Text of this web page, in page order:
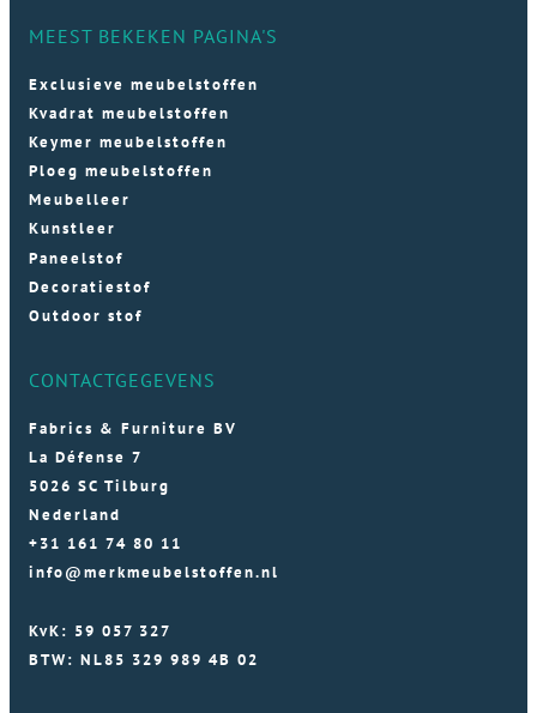
MEEST BEKEKEN PAGINA'S
Exclusieve meubelstoffen
Kvadrat meubelstoffen
Keymer meubelstoffen
Ploeg meubelstoffen
Meubelleer
Kunstleer
Paneelstof
Decoratiestof
Outdoor stof
CONTACTGEGEVENS
Fabrics & Furniture BV
La Défense 7
5026 SC Tilburg
Nederland
+31 161 74 80 11
info@merkmeubelstoffen.nl
KvK: 59 057 327
BTW: NL85 329 989 4B 02